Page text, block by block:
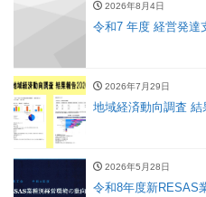
2026年8月4日
令和7 年度 経営発達
2026年7月29日
地域経済動向調査 結
2026年5月28日
令和8年度新RESAS